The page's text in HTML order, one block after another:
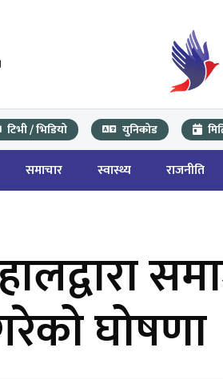
टिभी / भिडियो युनिकोड
समाचार स्वास्थ्य राजनीति
घोषणा